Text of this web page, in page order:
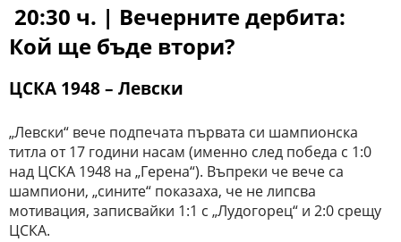
20:30 ч. | Вечерните дербита:
Кой ще бъде втори?
ЦСКА 1948 – Левски
„Левски“ вече подпечата първата си шампионска
титла от 17 години насам (именно след победа с 1:0
над ЦСКА 1948 на „Герена“). Въпреки че вече са
шампиони, „сините“ показаха, че не липсва
мотивация, записвайки 1:1 с „Лудогорец“ и 2:0 срещу
ЦСКА.